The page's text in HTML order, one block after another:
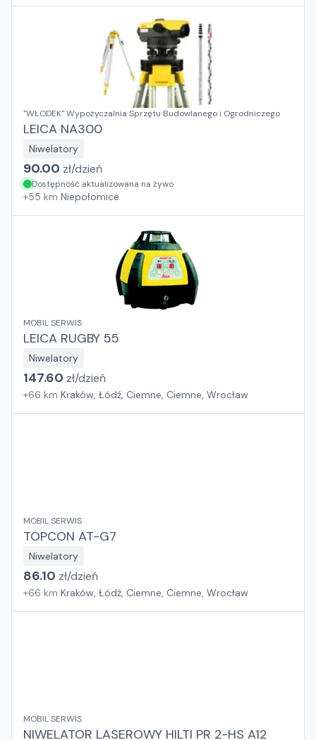
"WŁODEK" Wypożyczalnia Sprzętu Budowlanego i Ogrodniczego
LEICA NA300
Niwelatory
90.00 zł/dzień
Dostępność aktualizowana na żywo
+55 km Niepołomice
MOBIL SERWIS
LEICA RUGBY 55
Niwelatory
147.60 zł/dzień
+66 km Kraków, Łódź, Ciemne, Ciemne, Wrocław
MOBIL SERWIS
TOPCON AT-G7
Niwelatory
86.10 zł/dzień
+66 km Kraków, Łódź, Ciemne, Ciemne, Wrocław
MOBIL SERWIS
NIWELATOR LASEROWY HILTI PR 2-HS A12